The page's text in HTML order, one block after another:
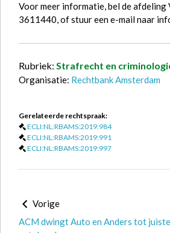
Voor meer informatie, bel de
3611440, of stuur een e-mail naar
Rubriek: Strafrecht en
Organisatie: Rechtbank Amsterdam
Gerelateerde rechtspraak:
ECLI:NL:RBAMS:2019:984
ECLI:NL:RBAMS:2019:991
ECLI:NL:RBAMS:2019:997
Vorige
ACM dwingt Auto en Anders tot